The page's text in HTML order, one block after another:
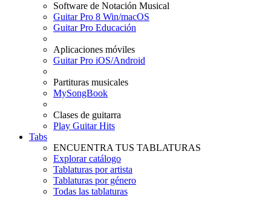
Software de Notación Musical
Guitar Pro 8 Win/macOS
Guitar Pro Educación
Aplicaciones móviles
Guitar Pro iOS/Android
Partituras musicales
MySongBook
Clases de guitarra
Play Guitar Hits
Tabs
ENCUENTRA TUS TABLATURAS
Explorar catálogo
Tablaturas por artista
Tablaturas por género
Todas las tablaturas